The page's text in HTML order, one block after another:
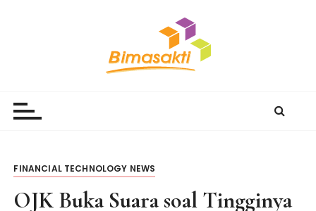
FINANCIAL TECHNOLOGY NEWS
OJK Buka Suara soal Tingginya